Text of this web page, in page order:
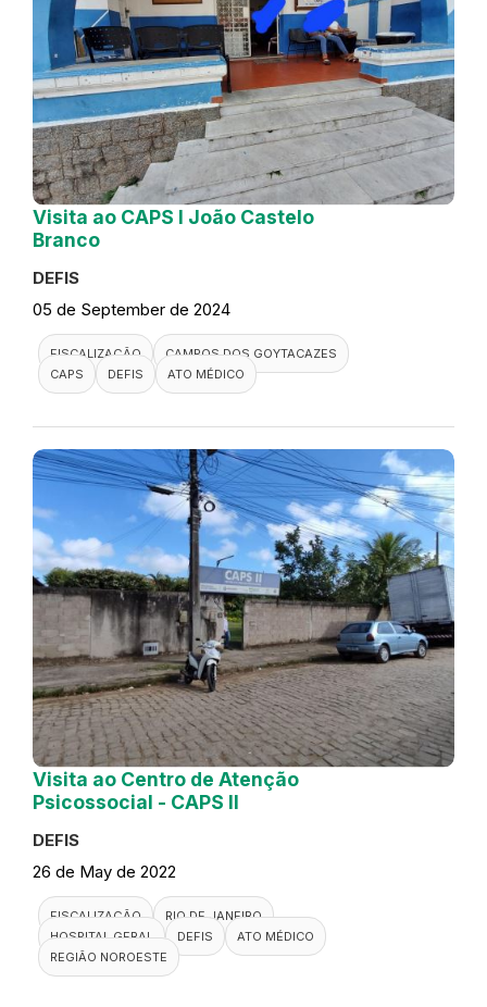
Visita ao CAPS I João Castelo
Branco
DEFIS
05 de September de 2024
FISCALIZAÇÃO
CAMPOS DOS GOYTACAZES
CAPS
DEFIS ATO MÉDICO
Visita ao Centro de Atenção
Psicossocial - CAPS II
DEFIS
26 de May de 2022
FISCALIZAÇÃO
RIO DE JANEIRO
HOSPITAL GERAL
DEFIS
ATO MÉDICO
REGIÃO NOROESTE